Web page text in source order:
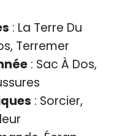
: La Terre Du
Terremer
: Sac À Dos,
: Sorcier,